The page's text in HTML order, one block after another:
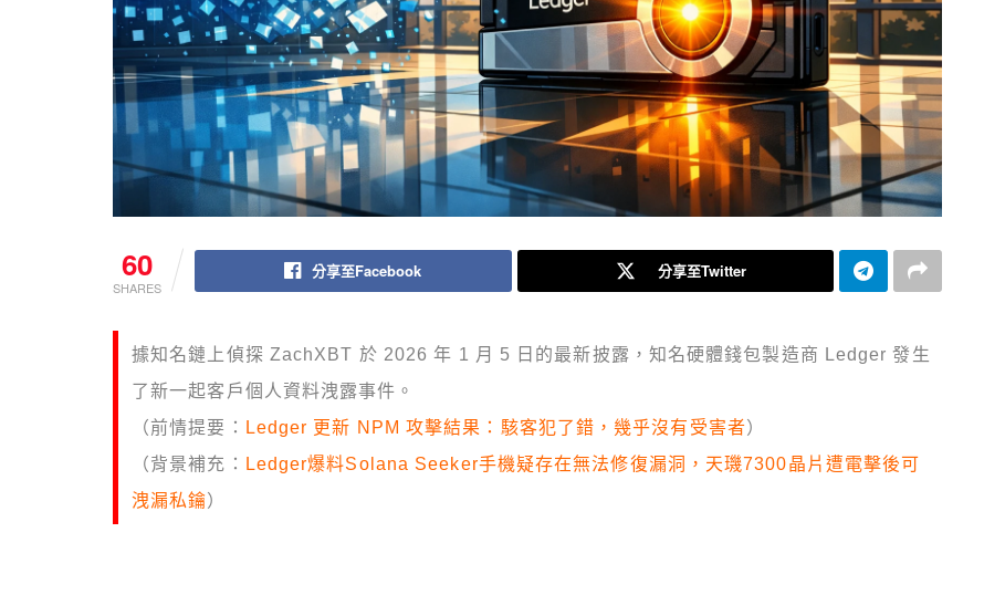
60
SHARES
分享至Facebook 分享至Twitter
據知名鏈上偵探 ZachXBT 於 2026 年 1 月 5 日的最新披露，知名硬體錢包製造商 Ledger 發生
了新一起客戶個人資料洩露事件。
（前情提要：
Ledger 更新 NPM 攻擊結果：駭客犯了錯，幾乎沒有受害者）
（背景補充：
Ledger爆料Solana Seeker手機疑存在無法修復漏洞，天璣7300晶片遭電擊後可
洩漏私鑰）